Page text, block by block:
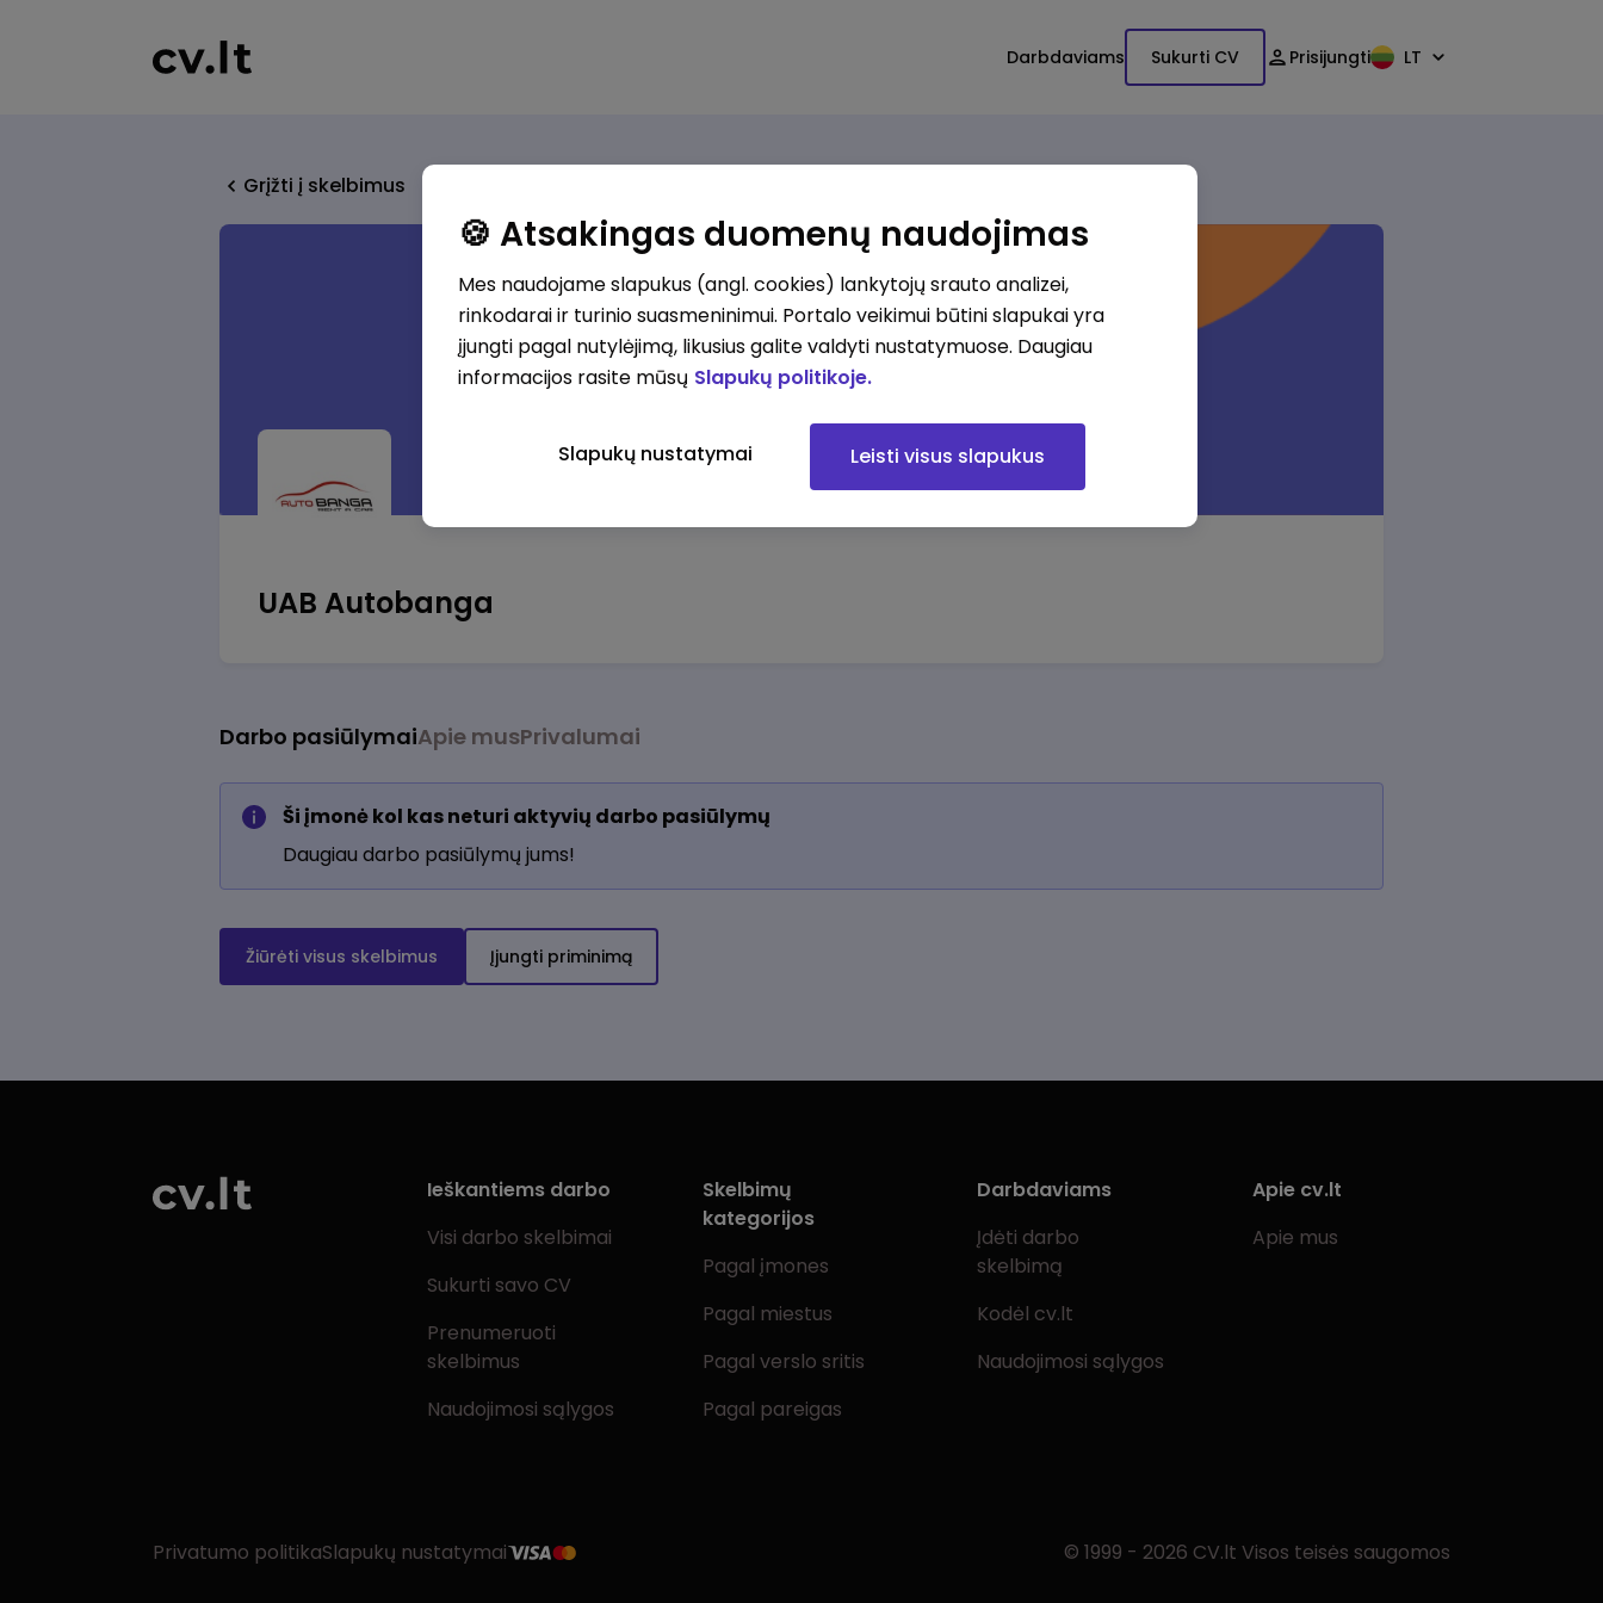
Darbdaviams Sukurti CV Prisijungti LT
Grįžti į skelbimus
UAB Autobanga
Darbo pasiūlymaiApie musPrivalumai
Ši įmonė kol kas neturi aktyvių darbo pasiūlymų
Daugiau darbo pasiūlymų jums!
Žiūrėti visus skelbimus Įjungti priminimą
Ieškantiems darbo
Visi darbo skelbimai
Sukurti savo CV
Prenumeruoti
skelbimus
Naudojimosi sąlygos
Skelbimų
kategorijos
Pagal įmones
Pagal miestus
Pagal verslo sritis
Pagal pareigas
Darbdaviams
Įdėti darbo
skelbimą
Kodėl cv.lt
Naudojimosi sąlygos
Apie cv.lt
Apie mus
Privatumo politikaSlapukų nustatymai © 1999 - 2026 CV.lt Visos teisės saugomos
🍪 Atsakingas duomenų naudojimas
Mes naudojame slapukus (angl. cookies) lankytojų srauto analizei,
rinkodarai ir turinio suasmeninimui. Portalo veikimui būtini slapukai yra
įjungti pagal nutylėjimą, likusius galite valdyti nustatymuose. Daugiau
informacijos rasite mūsų Slapukų politikoje.
Slapukų nustatymai Leisti visus slapukus